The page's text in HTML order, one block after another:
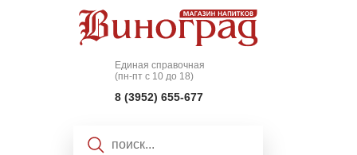
Единая справочная
(пн-пт с 10 до 18)
8 (3952) 655-677